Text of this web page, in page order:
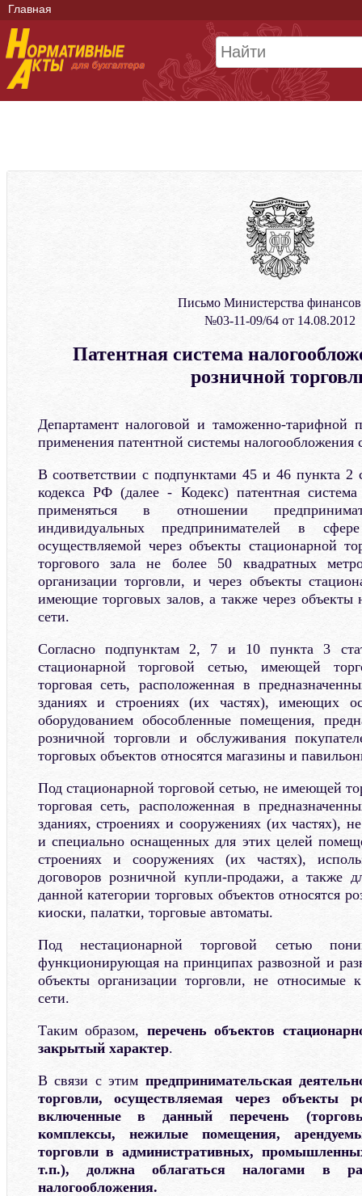
Главная
Письмо Министерства
№03-11-09/64 от 14.08.2012
Патентная система
розничной
Департамент налоговой и таможенно-тарифной
применения патентной системы налогообложения
В соответствии с подпунктами 45 и 46 пункта 2
кодекса РФ (далее - Кодекс) патентная
применяться в отношении
индивидуальных предпринимателей в
осуществляемой через объекты стационарной
торгового зала не более 50 квадратных
организации торговли, и через объекты
имеющие торговых залов, а также через объекты
сети.
Согласно подпунктам 2, 7 и 10 пункта 3
стационарной торговой сетью, имеющей
торговая сеть, расположенная в
зданиях и строениях (их частях), имеющих
оборудованием обособленные помещения,
розничной торговли и обслуживания
торговых объектов относятся магазины и
Под стационарной торговой сетью, не имеющей
торговая сеть, расположенная в
зданиях, строениях и сооружениях (их частях),
и специально оснащенных для этих целей
строениях и сооружениях (их частях),
договоров розничной купли-продажи, а также
данной категории торговых объектов относятся
киоски, палатки, торговые автоматы.
Под нестационарной торговой сетью
функционирующая на принципах развозной и
объекты организации торговли, не относимые
сети.
Таким образом, перечень объектов
закрытый характер.
В связи с этим предпринимательская
торговли, осуществляемая через объекты
включенные в данный перечень
комплексы, нежилые помещения,
торговли в административных,
т.п.), должна облагаться налогами в
налогообложения.